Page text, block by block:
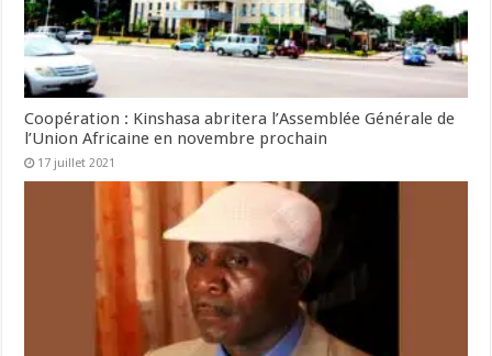
Coopération : Kinshasa abritera l’Assemblée Générale de
l’Union Africaine en novembre prochain
17 juillet 2021